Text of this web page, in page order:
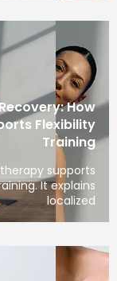
How
Flexibility
Training
supports
It explains
localized